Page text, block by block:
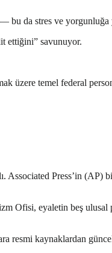
bu da stres ve yorgunluğa
ettiğini” savunuyor.
üzere temel federal
Associated Press’in
Ofisi, eyaletin beş
resmi kaynaklardan